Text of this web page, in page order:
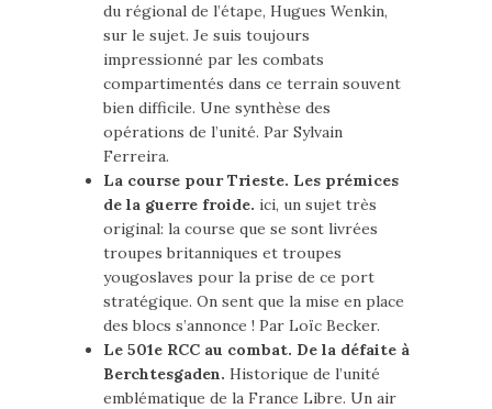
du régional de l’étape, Hugues Wenkin,
sur le sujet. Je suis toujours
impressionné par les combats
compartimentés dans ce terrain souvent
bien difficile. Une synthèse des
opérations de l’unité. Par Sylvain
Ferreira.
La course pour Trieste. Les prémices
de la guerre froide. ici, un sujet très
original: la course que se sont livrées
troupes britanniques et troupes
yougoslaves pour la prise de ce port
stratégique. On sent que la mise en place
des blocs s’annonce ! Par Loïc Becker.
Le 501e RCC au combat. De la défaite à
Berchtesgaden. Historique de l’unité
emblématique de la France Libre. Un air